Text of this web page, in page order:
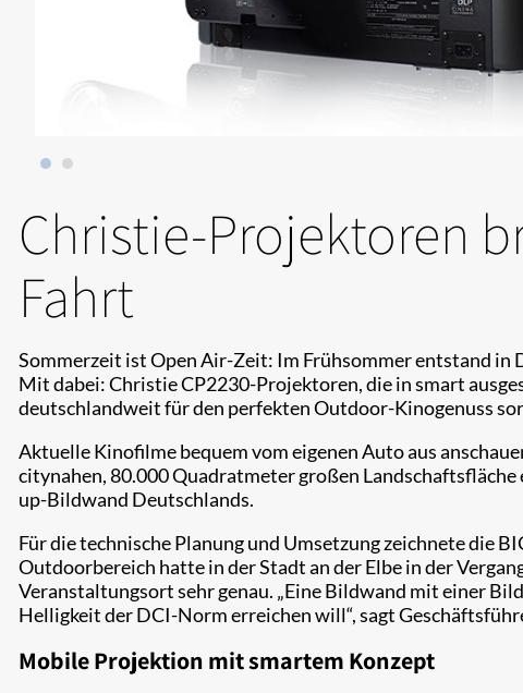
Christie-Projektoren
Fahrt
Sommerzeit ist Open Air-Zeit: Im Frühsommer entstand
Mit dabei: Christie CP2230-Projektoren, die in smart
deutschlandweit für den perfekten Outdoor-Kinogenuss
Aktuelle Kinofilme bequem vom eigenen Auto aus
citynahen, 80.000 Quadratmeter großen
up-Bildwand Deutschlands.
Für die technische Planung und Umsetzung zeichnete die
Outdoorbereich hatte in der Stadt an der Elbe in der
Veranstaltungsort sehr genau. „Eine Bildwand mit einer
Helligkeit der DCI-Norm erreichen will“, sagt
Mobile Projektion mit smartem Konzept